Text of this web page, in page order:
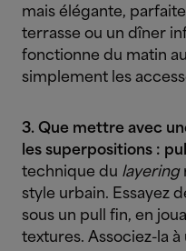
mais élégante,
terrasse ou un dîner
fonctionne du matin
simplement les
3. Que mettre avec
les superpositions :
technique du layering
style urbain. Essayez
sous un pull fin, en
textures. Associez-la